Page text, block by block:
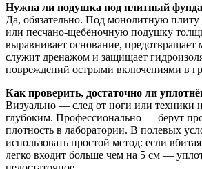
Нужна ли подушка под плитный
Да, обязательно. Под монолитную
или песчано-щебёночную подушку
выравнивает основание, предотвращает
служит дренажом и защищает
повреждений острыми включениями в
Как проверить, достаточно ли
Визуально — след от ноги или техники
глубоким. Профессионально — берут
плотность в лаборатории. В полевых
использовать простой метод: если
легко входит больше чем на 5 см —